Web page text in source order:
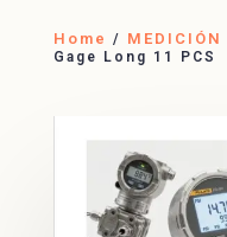
Home / MEDICIÓN
Gage Long 11 PCS